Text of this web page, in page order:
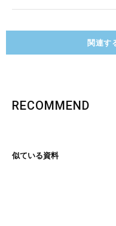
関連す
RECOMMEND
似ている資料